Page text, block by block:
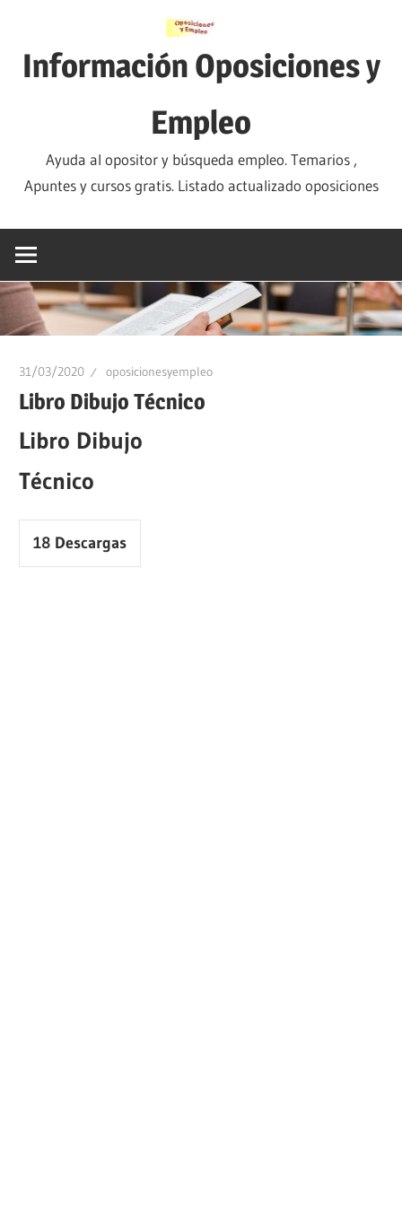
contenido
Información Oposiciones y
Empleo
Ayuda al opositor y búsqueda empleo. Temarios ,
Apuntes y cursos gratis. Listado actualizado oposiciones
31/03/2020 oposicionesyempleo
Libro Dibujo Técnico
Libro Dibujo
Técnico
18 Descargas